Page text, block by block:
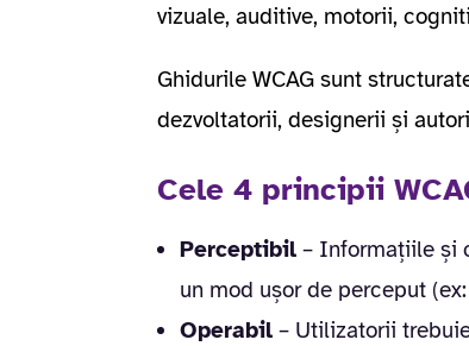
vizuale, auditive, motorii,
Ghidurile WCAG sunt
dezvoltatorii, designerii și
Cele 4 principii
Perceptibil – Informațiile și
un mod ușor de perceput (ex:
Operabil – Utilizatorii